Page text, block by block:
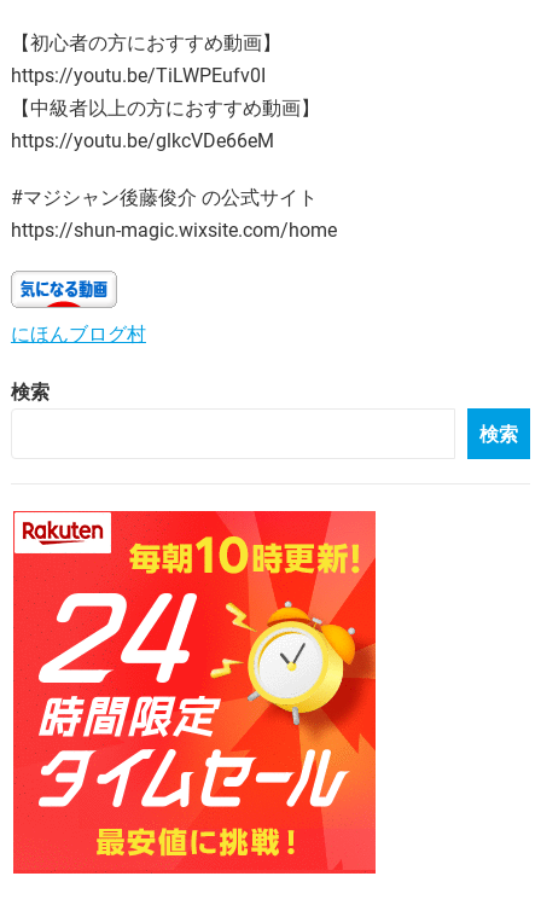
【初心者の方におすすめ動画】
https://youtu.be/TiLWPEufv0I
【中級者以上の方におすすめ動画】
https://youtu.be/glkcVDe66eM
#マジシャン後藤俊介 の公式サイト
https://shun-magic.wixsite.com/home
にほんブログ村
検索
検索